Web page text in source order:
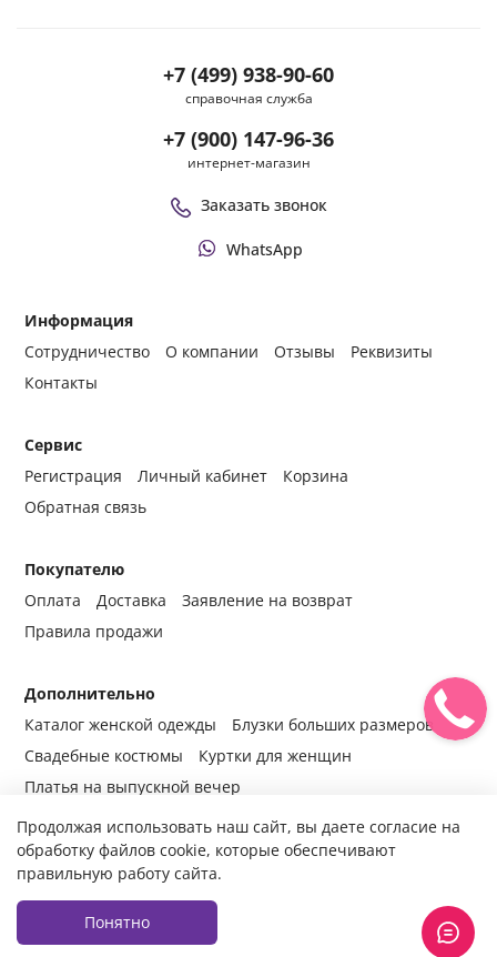
Информация
Сотрудничество
О компании Отзывы
Реквизиты
Контакты
Сервис
Регистрация
Личный кабинет
Корзина
Обратная связь
Покупателю
Оплата
Доставка
Заявление на возврат
Правила продажи
Дополнительно
Каталог женской одежды
Блузки больших размеров
Свадебные костюмы
Куртки для женщин
Платья на выпускной вечер
+7 (499) 938-90-60
справочная служба
+7 (900) 147-96-36
интернет-магазин
Заказать звонок
WhatsApp
© 2014-2024 Все права защищены.
одежды fabrika-mody.ru - официальный сайт компании «Фабрика
Моды» г. Москва.
Продажа женской одежды оптом и в розницу с
доставкой во все регионы России.
Продолжая использовать наш сайт, вы даете согласие на
обработку файлов cookie, которые обеспечивают
правильную работу сайта.
Понятно